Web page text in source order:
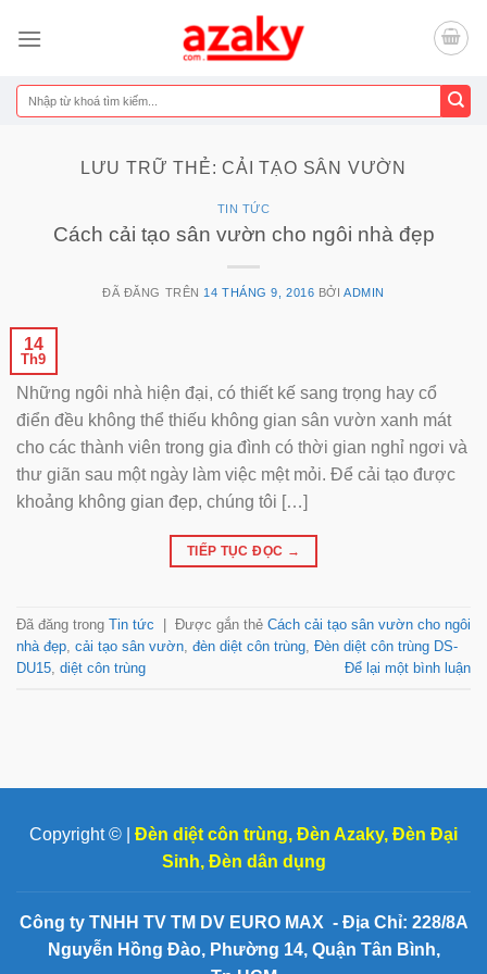
đến
dung
Tìm
kiếm:
LƯU TRỮ THẺ:CẢI TẠO SÂN VƯỜN
TIN TỨC
Cách cải tạo sân vườn cho ngôi nhà đẹp
ĐÃ ĐĂNG TRÊN 14 THÁNG 9, 2016 BỞIADMIN
14
Th9
Những ngôi nhà hiện đại, có thiết kế sang trọng hay cổ
điển đều không thể thiếu không gian sân vườn xanh mát
cho các thành viên trong gia đình có thời gian nghỉ ngơi và
thư giãn sau một ngày làm việc mệt mỏi. Để cải tạo được
khoảng không gian đẹp, chúng tôi […]
TIẾP TỤC ĐỌC →
Đã đăng trong Tin tức Được gắn thẻ Cách cải tạo sân vườn cho ngôi
nhà đẹp cải tạo sân vườn đèn diệt côn trùng Đèn diệt côn trùng DS-
DU15 diệt côn trùng Để lại một bình luận
Copyright © | Đèn diệt côn trùng, Đèn Azaky, Đèn Đại
Sinh, Đèn dân dụng
Công ty TNHH TV TM DV EURO MAX - Địa Chỉ: 228/8A
Nguyễn Hồng Đào, Phường 14, Quận Tân Bình,